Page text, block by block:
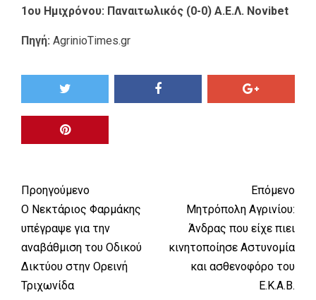
1ου Ημιχρόνου: Παναιτωλικός (0-0) Α.Ε.Λ. Novibet
Πηγή: AgrinioTimes.gr
Προηγούμενο
Ο Νεκτάριος Φαρμάκης
υπέγραψε για την
αναβάθμιση του Οδικού
Δικτύου στην Ορεινή
Τριχωνίδα
Επόμενο
Μητρόπολη Αγρινίου:
Άνδρας που είχε πιει
κινητοποίησε Αστυνομία
και ασθενοφόρο του
Ε.Κ.Α.Β.